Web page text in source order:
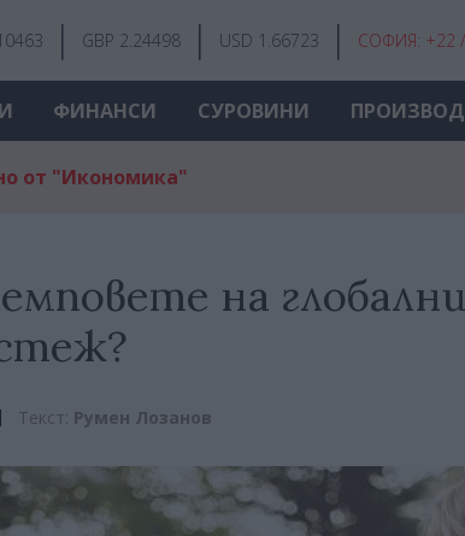
GBP 2.24498 USD 1.66723 СОФИЯ: +22
ФИНАНСИ СУРОВИНИ
от "Икономика"
на
Текст: Румен Лозанов